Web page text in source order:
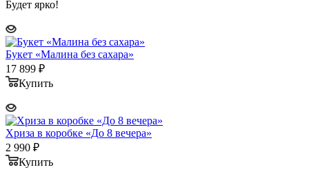
Будет ярко!
Букет «Малина без сахара»
17 899 ₽
Купить
Хриза в коробке «До 8 вечера»
2 990 ₽
Купить